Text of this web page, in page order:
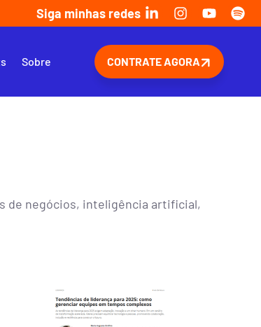
Siga minhas redes
Sobre CONTRATE AGORA
de negócios, inteligência artificial,